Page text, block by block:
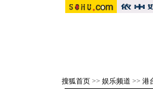
搜狐首页>> 娱乐频道 >> 港